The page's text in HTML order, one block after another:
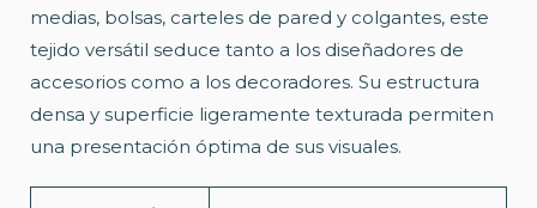
medias, bolsas, carteles de pared y colgantes, este
tejido versátil seduce tanto a los diseñadores de
accesorios como a los decoradores. Su estructura
densa y superficie ligeramente texturada permiten
una presentación óptima de sus visuales.